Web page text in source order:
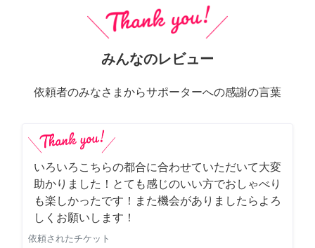
みんなのレビュー
依頼者のみなさまからサポーターへの感謝の言葉
いろいろこちらの都合に合わせていただいて大変
助かりました！とても感じのいい方でおしゃべり
も楽しかったです！また機会がありましたらよろ
しくお願いします！
依頼されたチケット